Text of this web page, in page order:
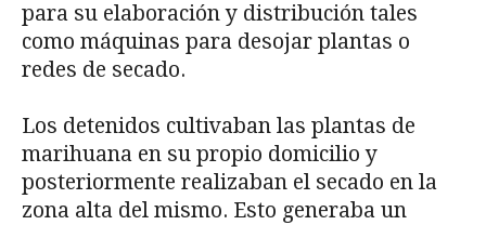
para su elaboración y distribución tales
como máquinas para desojar plantas o
redes de secado.
Los detenidos cultivaban las plantas de
marihuana en su propio domicilio y
posteriormente realizaban el secado en la
zona alta del mismo. Esto generaba un